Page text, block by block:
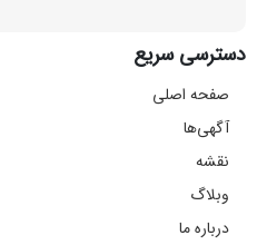
دسترسی سریع
صفحه اصلی
آگهی‌ها
نقشه
وبلاگ
درباره ما